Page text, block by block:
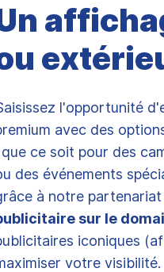
l'opportunité
avec des
que ce soit pour des
des événements
à notre
sur le
iconiques
votre visibilité.